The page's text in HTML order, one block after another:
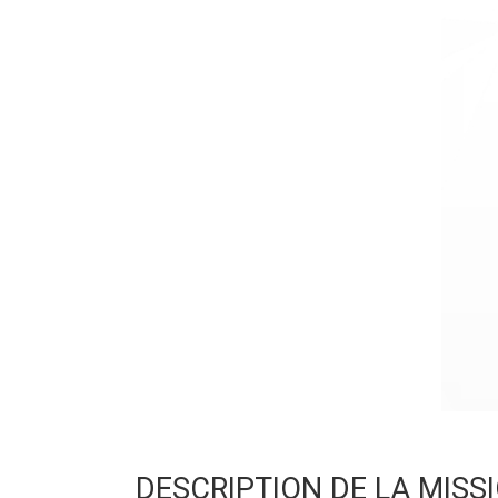
DESCRIPTION DE LA